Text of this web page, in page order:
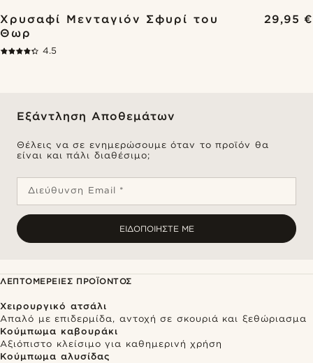
Χρυσαφί Μενταγιόν Σφυρί του
Θωρ
29,95 €
4.5
Εξάντληση Αποθεμάτων
Θέλεις να σε ενημερώσουμε όταν το προϊόν θα
είναι και πάλι διαθέσιμο;
Διεύθυνση Email *
ΕΙΔΟΠΟΙΉΣΤΕ ΜΕ
ΛΕΠΤΟΜΈΡΕΙΕΣ ΠΡΟΪΌΝΤΟΣ
Χειρουργικό ατσάλι
Απαλό με επιδερμίδα, αντοχή σε σκουριά και ξεθώριασμα
Κούμπωμα καβουράκι
Αξιόπιστο κλείσιμο για καθημερινή χρήση
Κούμπωμα αλυσίδας